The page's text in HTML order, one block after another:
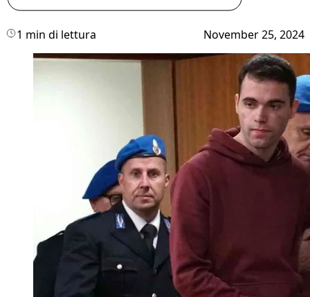
1 min di lettura November 25, 2024